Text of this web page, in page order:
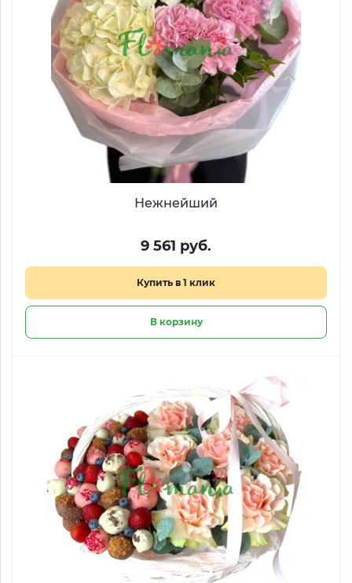
Нежнейший
9 561 руб.
Купить в 1 клик
В корзину